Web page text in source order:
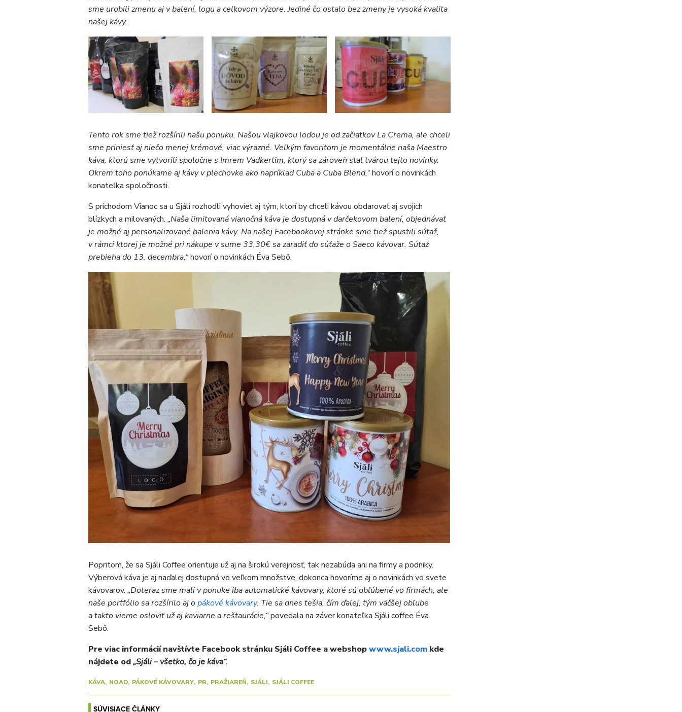
sme urobili zmenu aj v balení, logu a celkovom výzore. Jediné čo ostalo bez zmeny je vysoká kvalita
našej kávy.
Tento rok sme tiež rozšírili našu ponuku. Našou vlajkovou loďou je od začiatkov La Crema, ale chceli
sme priniesť aj niečo menej krémové, viac výrazné. Veľkým favoritom je momentálne naša Maestro
káva, ktorú sme vytvorili spoločne s Imrem Vadkertim, ktorý sa zároveň stal tvárou tejto novinky.
Okrem toho ponúkame aj kávy v plechovke ako napríklad Cuba a Cuba Blend,“hovorí o novinkách
konateľka spoločnosti.
S príchodom Vianoc sa u Sjáli rozhodli vyhovieť aj tým, ktorí by chceli kávou obdarovať aj svojich
blízkych a milovaných. „Naša limitovaná vianočná káva je dostupná v darčekovom balení, objednávať
je možné aj personalizované balenia kávy. Na našej Facebookovej stránke sme tiež spustili súťaž,
v rámci ktorej je možné pri nákupe v sume 33,30€ sa zaradiť do súťaže o Saeco kávovar. Súťaž
prebieha do 13. decembra,“hovorí o novinkách Éva Sebő.
Popritom, že sa Sjáli Coffee orientuje už aj na širokú verejnosť, tak nezabúda ani na firmy a podniky.
Výberová káva je aj naďalej dostupná vo veľkom množstve, dokonca hovoríme aj o novinkách vo svete
kávovarov. „Doteraz sme mali v ponuke iba automatické kávovary, ktoré sú obľúbené vo firmách, ale
naše portfólio sa rozšírilo aj opákové kávovary. Tie sa dnes tešia, čím ďalej, tým väčšej obľube
a takto vieme osloviť už aj kaviarne a reštaurácie,“povedala na záver konateľka Sjáli coffee Éva
Sebő.
Pre viac informácií navštívte Facebook stránku Sjáli Coffee a webshopwww.sjali.com kde
nájdete od„Sjáli – všetko, čo je káva“.
KÁVA NOAD PÁKOVÉ KÁVOVARY PR PRAŽIAREŇ SJÁLI SJÁLI COFFEE
SÚVISIACE ČLÁNKY